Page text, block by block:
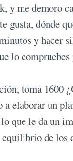
y me demoro
gusta, dónde
y hacer
lo
toma 1600
elaborar un
que le da un
de los